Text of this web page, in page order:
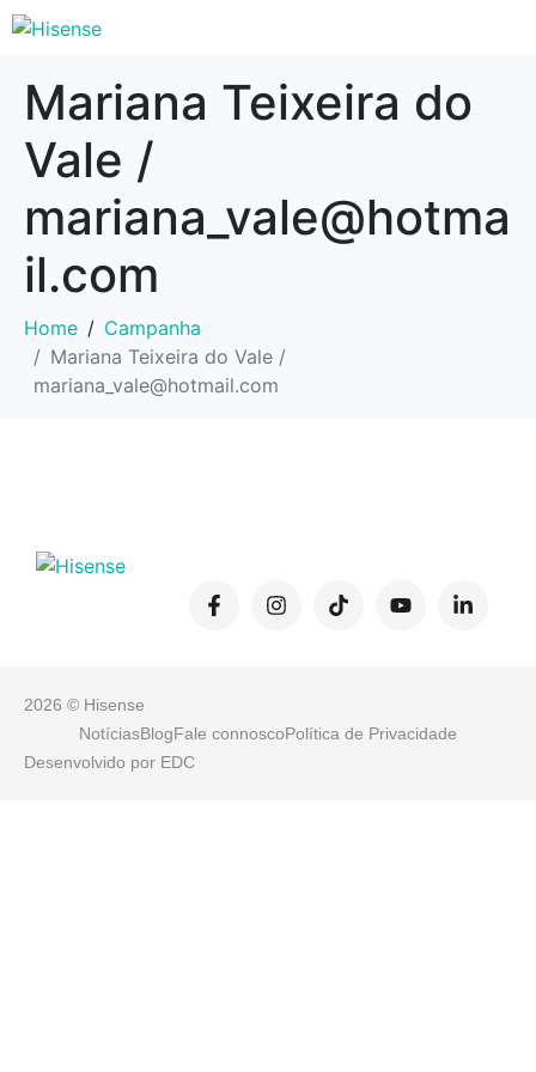
Mariana Teixeira do
Vale /
mariana_vale@hotma
il.com
Home
Campanha
Mariana Teixeira do Vale /
mariana_vale@hotmail.com
2026 © Hisense
NotíciasBlogFale connoscoPolítica de Privacidade
Desenvolvido por EDC